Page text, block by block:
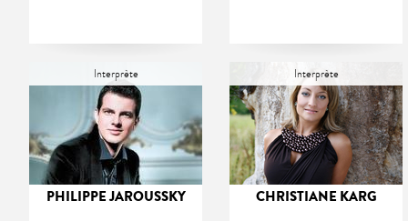
Interprète
PHILIPPE JAROUSSKY
Interprète
CHRISTIANE KARG